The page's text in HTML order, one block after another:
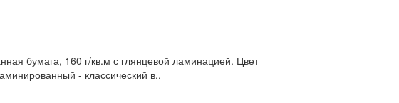
бумага, 160 г/кв.м с глянцевой ламинацией. Цвет
- классический в..